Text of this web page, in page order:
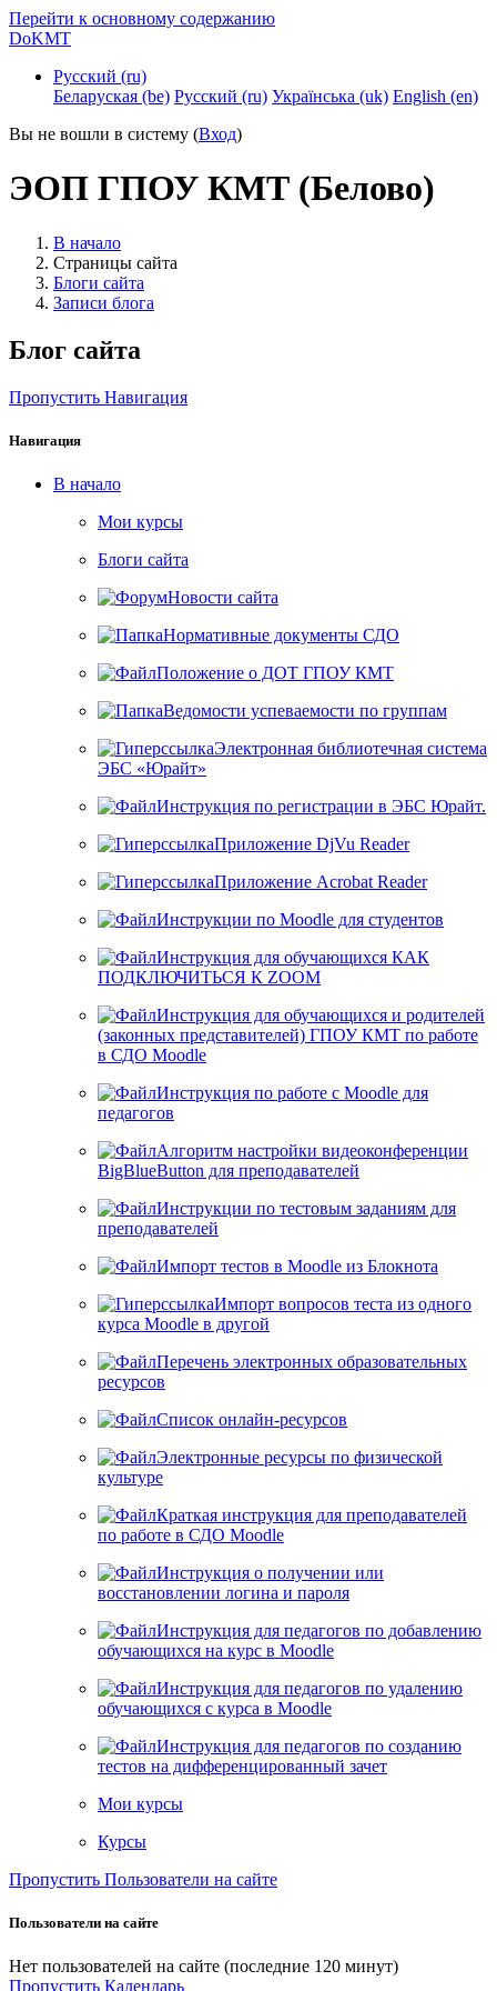
Перейти к основному содержанию
DoKMT
Русский ‎(ru)‎
Беларуская ‎(be)‎ Русский ‎(ru)‎ Українська ‎(uk)‎ English ‎(en)‎
Вы не вошли в систему (Вход)
ЭОП ГПОУ КМТ (Белово)
В начало
Страницы сайта
Блоги сайта
Записи блога
Блог сайта
Пропустить Навигация
Навигация
В начало
Мои курсы
Блоги сайта
Новости сайта
Нормативные документы СДО
Положение о ДОТ ГПОУ КМТ
Ведомости успеваемости по группам
Электронная библиотечная система
ЭБС «Юрайт»
Инструкция по регистрации в ЭБС Юрайт.
Приложение DjVu Reader
Приложение Acrobat Reader
Инструкции по Moodle для студентов
Инструкция для обучающихся КАК
ПОДКЛЮЧИТЬСЯ К ZOOM
Инструкция для обучающихся и родителей
(законных представителей) ГПОУ КМТ по работе
в СДО Moodle
Инструкция по работе с Moodle для
педагогов
Алгоритм настройки видеоконференции
BigBlueButton для преподавателей
Инструкции по тестовым заданиям для
преподавателей
Импорт тестов в Moodle из Блокнота
Импорт вопросов теста из одного
курса Moodle в другой
Перечень электронных образовательных
ресурсов
Список онлайн-ресурсов
Электронные ресурсы по физической
культуре
Краткая инструкция для преподавателей
по работе в СДО Moodle
Инструкция о получении или
восстановлении логина и пароля
Инструкция для педагогов по добавлению
обучающихся на курс в Moodle
Инструкция для педагогов по удалению
обучающихся с курса в Moodle
Инструкция для педагогов по созданию
тестов на дифференцированный зачет
Мои курсы
Курсы
Пропустить Пользователи на сайте
Пользователи на сайте
Нет пользователей на сайте (последние 120 минут)
Пропустить Календарь